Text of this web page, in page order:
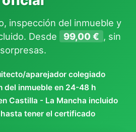
inspección del inmueble y
Desde
99,00 € , sin
sorpresas.
aparejador colegiado
del inmueble en 24-48 h
Castilla - La Mancha incluido
tener el certificado